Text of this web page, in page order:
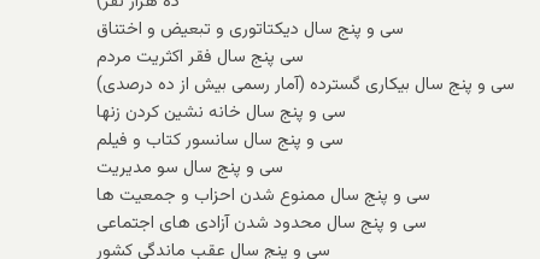
سی و پنج سال دیکتاتوری و تبعیض و اختناق
سی پنج سال فقر اکثریت مردم
سی و پنج سال بیکاری گسترده (آمار رسمی بیش از ده درصدی)
سی و پنج سال خانه نشین کردن زنها
سی و پنج سال سانسور کتاب و فیلم
سی و پنج سال سو مدیریت
سی و پنج سال ممنوع شدن احزاب و جمعیت ها
سی و پنج سال محدود شدن آزادی های اجتماعی
سی و پنج سال عقب ماندگی کشور